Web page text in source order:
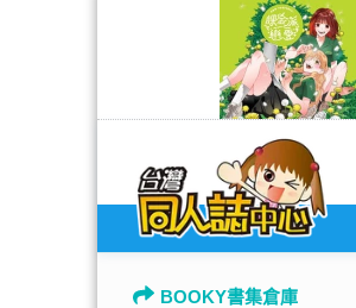
BOOKY書集倉庫